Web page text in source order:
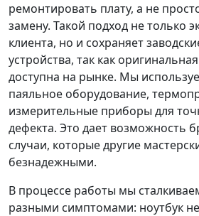
ремонтировать плату, а не
замену. Такой подход не только
клиента, но и сохраняет
устройства, так как
доступна на рынке. Мы
паяльное оборудование,
измерительные приборы для
дефекта. Это дает возможность
случаи, которые другие
безнадежными.
В процессе работы мы
разными симптомами: ноутбук